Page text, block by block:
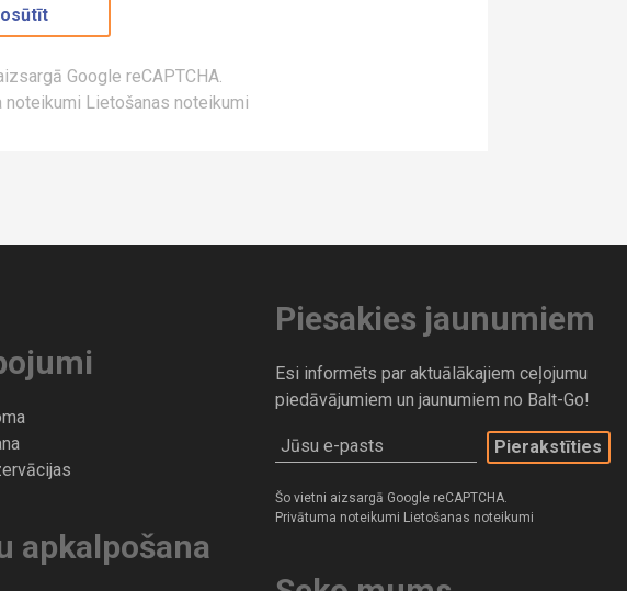
Google reCAPTCHA.
noteikumi Lietošanas noteikumi
apkalpošana
Piesakies jaunumiem
Esi informēts par aktuālākajiem ceļojumu
piedāvājumiem un jaunumiem no Balt-Go!
Jūsu e-pasts
Šo vietni aizsargā Google reCAPTCHA.
Privātuma noteikumi Lietošanas noteikumi